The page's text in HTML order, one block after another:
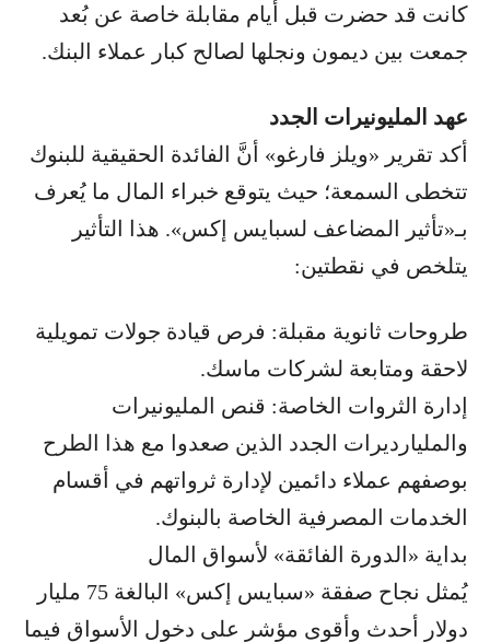
كانت قد حضرت قبل أيام مقابلة خاصة عن بُعد
جمعت بين ديمون ونجلها لصالح كبار عملاء البنك.
عهد المليونيرات الجدد
أكد تقرير «ويلز فارغو» أنَّ الفائدة الحقيقية للبنوك
تتخطى السمعة؛ حيث يتوقع خبراء المال ما يُعرف
بـ«تأثير المضاعف لسبايس إكس». هذا التأثير
يتلخص في نقطتين:
طروحات ثانوية مقبلة: فرص قيادة جولات تمويلية
لاحقة ومتابعة لشركات ماسك.
إدارة الثروات الخاصة: قنص المليونيرات
والمليارديرات الجدد الذين صعدوا مع هذا الطرح
بوصفهم عملاء دائمين لإدارة ثرواتهم في أقسام
الخدمات المصرفية الخاصة بالبنوك.
بداية «الدورة الفائقة» لأسواق المال
يُمثل نجاح صفقة «سبايس إكس» البالغة 75 مليار
دولار أحدث وأقوى مؤشر على دخول الأسواق فيما